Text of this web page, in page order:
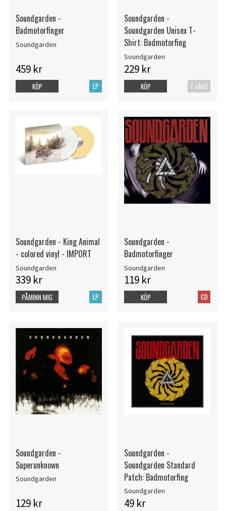
Soundgarden -
Badmotorfinger
Soundgarden
459 kr
LP
KÖP
Soundgarden -
Soundgarden Unisex T-
Shirt: Badmotorfing
Soundgarden
229 kr
T-shirt
KÖP
Soundgarden - King Animal
- colored vinyl - IMPORT
Soundgarden
339 kr
LP
PÅMINN MIG
Soundgarden -
Badmotorfinger
Soundgarden
119 kr
CD
KÖP
Soundgarden -
Superunknown
Soundgarden
129 kr
Soundgarden -
Soundgarden Standard
Patch: Badmotorfing
Soundgarden
49 kr